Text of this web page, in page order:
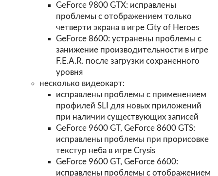
GeForce 9800 GTX: исправлены
проблемы с отображением только
четверти экрана в игре City of Heroes
GeForce 8600: устранены проблемы с
занижение производительности в игре
F.E.A.R. после загрузки сохраненного
уровня
несколько видеокарт:
исправлены проблемы с применением
профилей SLI для новых приложений
при наличии существующих записей
GeForce 9600 GT, GeForce 8600 GTS:
исправлены проблемы при прорисовке
текстур неба в игре Crysis
GeForce 9600 GT, GeForce 6600:
исправлены проблемы с отображением